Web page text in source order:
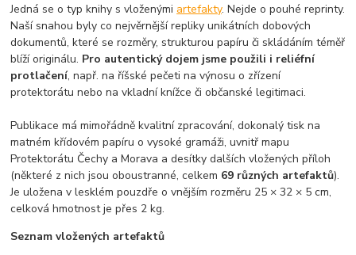
Jedná se o typ knihy s vloženými artefakty. Nejde o pouhé reprinty.
Naší snahou byly co nejvěrnější repliky unikátních dobových
dokumentů, které se rozměry, strukturou papíru či skládáním téměř
blíží originálu. Pro autentický dojem jsme použili i reliéfní
protlačení, např. na říšské pečeti na výnosu o zřízení
protektorátu nebo na vkladní knížce či občanské legitimaci.
Publikace má mimořádně kvalitní zpracování, dokonalý tisk na
matném křídovém papíru o vysoké gramáži, uvnitř mapu
Protektorátu Čechy a Morava a desítky dalších vložených příloh
(některé z nich jsou oboustranné, celkem 69 různých artefaktů).
Je uložena v lesklém pouzdře o vnějším rozměru 25 × 32 × 5 cm,
celková hmotnost je přes 2 kg.
Seznam vložených artefaktů